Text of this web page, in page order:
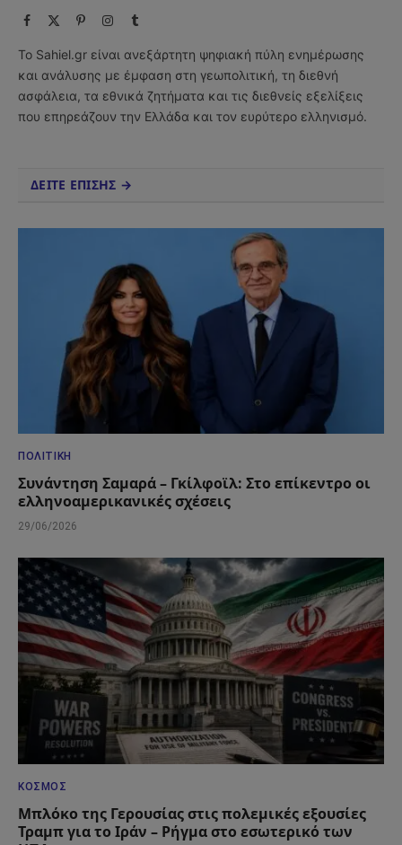
Facebook PinterestInstagram
Tumblr
Το Sahiel.gr είναι ανεξάρτητη ψηφιακή πύλη ενημέρωσης
και ανάλυσης με έμφαση στη γεωπολιτική, τη διεθνή
ασφάλεια, τα εθνικά ζητήματα και τις διεθνείς εξελίξεις
που επηρεάζουν την Ελλάδα και τον ευρύτερο ελληνισμό.
ΔΕΙΤΕ ΕΠΙΣΗΣ →
ΠΟΛΙΤΙΚΉ
Συνάντηση Σαμαρά – Γκίλφοϊλ: Στο επίκεντρο οι
ελληνοαμερικανικές σχέσεις
29/06/2026
ΚΌΣΜΟΣ
Μπλόκο της Γερουσίας στις πολεμικές εξουσίες
Τραμπ για το Ιράν – Ρήγμα στο εσωτερικό των